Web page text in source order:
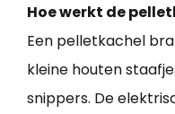
Hoe werkt de
Een pelletkachel
kleine houten
snippers. De